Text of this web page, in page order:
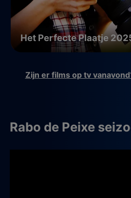
Zijn er films op tv
Rabo de Peixe